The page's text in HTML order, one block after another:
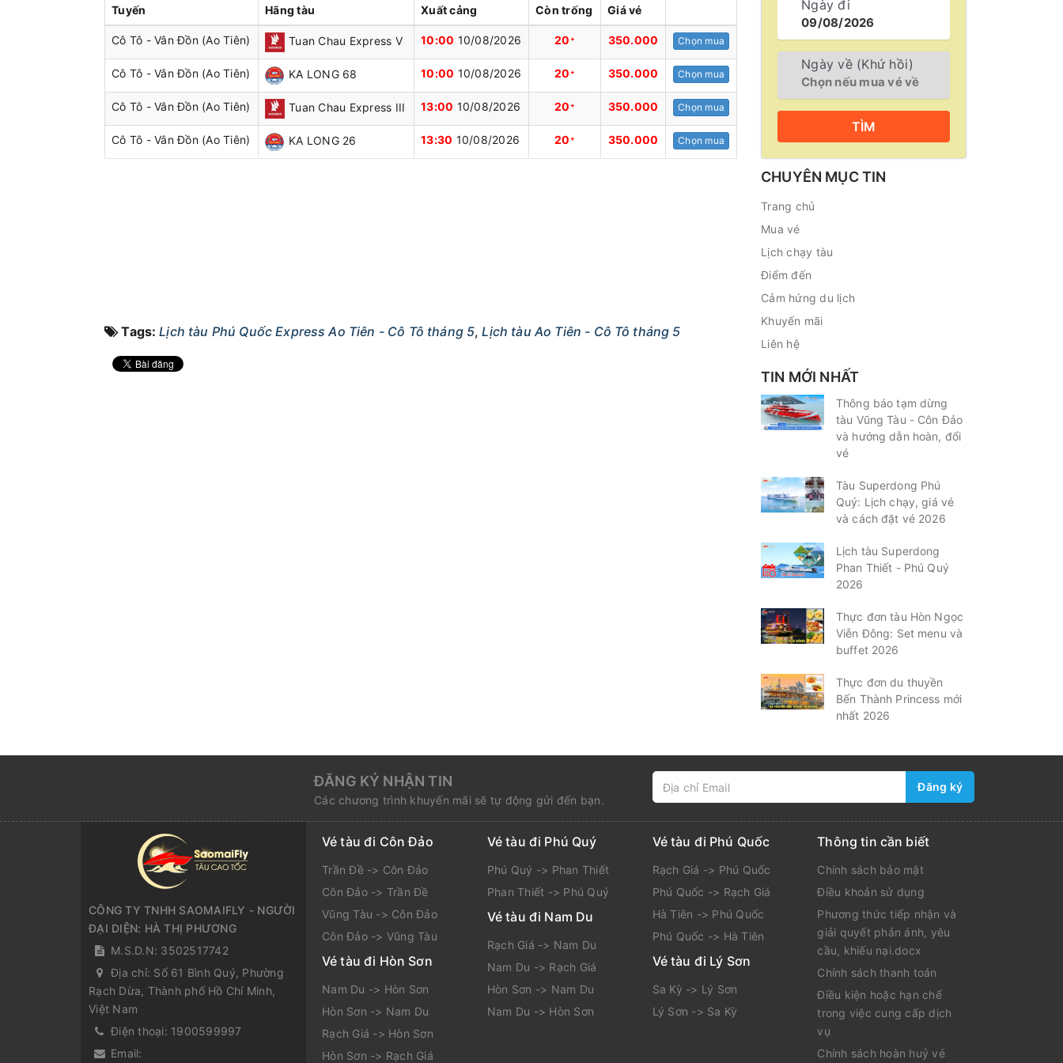
Tuyến Hãng tàu Xuất cảng Còn trống Giá vé
Cô Tô - Vân Đồn (Ao Tiên) Tuan Chau Express V 10:00 10/08/2026 20 + 350.000 Chọn mua
Cô Tô - Vân Đồn (Ao Tiên) KA LONG 68 10:00 10/08/2026 20 + 350.000 Chọn mua
Cô Tô - Vân Đồn (Ao Tiên) Tuan Chau Express III 13:00 10/08/2026 20 + 350.000 Chọn mua
Cô Tô - Vân Đồn (Ao Tiên) KA LONG 26 13:30 10/08/2026 20 + 350.000 Chọn mua
Tags:Lịch tàu Phú Quốc Express Ao Tiên - Cô Tô tháng 5,Lịch tàu Ao Tiên - Cô Tô tháng 5
Ngày đi
Ngày về (Khứ hồi)
TÌM
CHUYÊN MỤC TIN
Trang chủ
Mua vé
Lịch chạy tàu
Điểm đến
Cảm hứng du lịch
Khuyến mãi
Liên hệ
TIN MỚI NHẤT
Thông báo tạm dừng
tàu Vũng Tàu - Côn Đảo
và hướng dẫn hoàn, đổi
vé
Tàu Superdong Phú
Quý: Lịch chạy, giá vé
và cách đặt vé 2026
Lịch tàu Superdong
Phan Thiết - Phú Quý
2026
Thực đơn tàu Hòn Ngọc
Viễn Đông: Set menu và
buffet 2026
Thực đơn du thuyền
Bến Thành Princess mới
nhất 2026
ĐĂNG KÝ NHẬN TIN
Các chương trình khuyến mãi sẽ tự động gửi đến bạn.
Đăng ký
CÔNG TY TNHH SAOMAIFLY - NGƯỜI
ĐẠI DIỆN: HÀ THỊ PHƯƠNG
M.S.D.N: 3502517742
Địa chỉ: Số 61 Bình Quý, Phường
Rạch Dừa, Thành phố Hồ Chí Minh,
Việt Nam
Điện thoại: 1900599997
Email:
Vé tàu đi Côn Đảo
Trần Đề -> Côn Đảo
Côn Đảo -> Trần Đề
Vũng Tàu -> Côn Đảo
Côn Đảo -> Vũng Tàu
Vé tàu đi Hòn Sơn
Nam Du -> Hòn Sơn
Hòn Sơn -> Nam Du
Rạch Giá -> Hòn Sơn
Hòn Sơn -> Rạch Giá
Vé tàu đi Phú Quý
Phú Quý -> Phan Thiết
Phan Thiết -> Phú Quý
Vé tàu đi Nam Du
Rạch Giá -> Nam Du
Nam Du -> Rạch Giá
Hòn Sơn -> Nam Du
Nam Du -> Hòn Sơn
Vé tàu đi Phú Quốc
Rạch Giá -> Phú Quốc
Phú Quốc -> Rạch Giá
Hà Tiên -> Phú Quốc
Phú Quốc -> Hà Tiên
Vé tàu đi Lý Sơn
Sa Kỳ -> Lý Sơn
Lý Sơn -> Sa Kỳ
Thông tin cần biết
Chính sách bảo mật
Điều khoản sử dụng
Phương thức tiếp nhận và
giải quyết phản ánh, yêu
cầu, khiếu nại.docx
Chính sách thanh toán
Điều kiện hoặc hạn chế
trong việc cung cấp dịch
vụ
Chính sách hoàn huỷ vé